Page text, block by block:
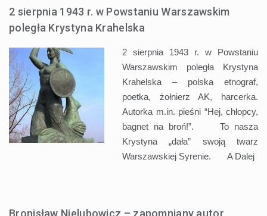
2 sierpnia 1943 r. w Powstaniu Warszawskim
poległa Krystyna Krahelska
2 sierpnia 1943 r. w Powstaniu
Warszawskim poległa Krystyna
Krahelska – polska etnograf,
poetka, żołnierz AK, harcerka.
Autorka m.in. pieśni “Hej, chłopcy,
bagnet na broń!”. To nasza
Krystyna „dała” swoją twarz
Warszawskiej Syrenie. A Dalej
Bronisław Nielubowicz – zapomniany autor